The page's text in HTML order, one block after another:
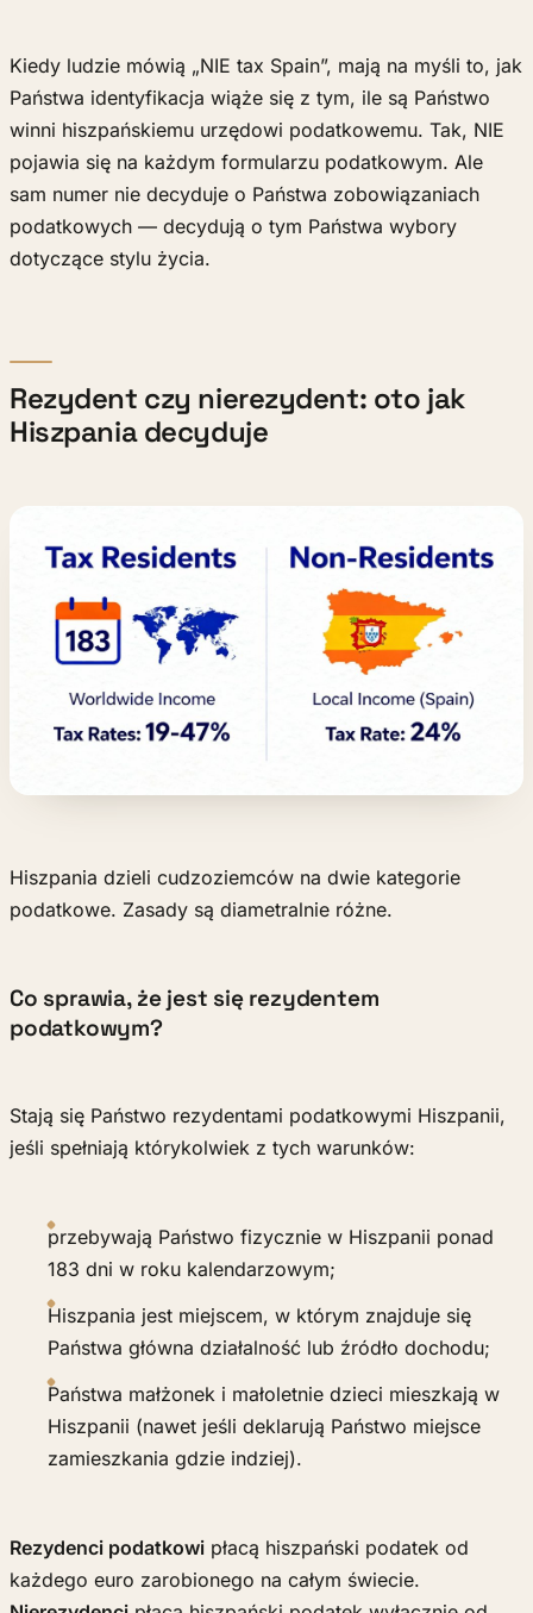
Kiedy ludzie mówią „NIE tax Spain”, mają na myśli to, jak
Państwa identyfikacja wiąże się z tym, ile są Państwo
winni hiszpańskiemu urzędowi podatkowemu. Tak, NIE
pojawia się na każdym formularzu podatkowym. Ale
sam numer nie decyduje o Państwa zobowiązaniach
podatkowych — decydują o tym Państwa wybory
dotyczące stylu życia.
Rezydent czy nierezydent: oto jak
Hiszpania decyduje
Hiszpania dzieli cudzoziemców na dwie kategorie
podatkowe. Zasady są diametralnie różne.
Co sprawia, że jest się rezydentem
podatkowym?
Stają się Państwo rezydentami podatkowymi Hiszpanii,
jeśli spełniają którykolwiek z tych warunków:
przebywają Państwo fizycznie w Hiszpanii ponad
183 dni w roku kalendarzowym;
Hiszpania jest miejscem, w którym znajduje się
Państwa główna działalność lub źródło dochodu;
Państwa małżonek i małoletnie dzieci mieszkają w
Hiszpanii (nawet jeśli deklarują Państwo miejsce
zamieszkania gdzie indziej).
Rezydenci podatkowi płacą hiszpański podatek od
każdego euro zarobionego na całym świecie.